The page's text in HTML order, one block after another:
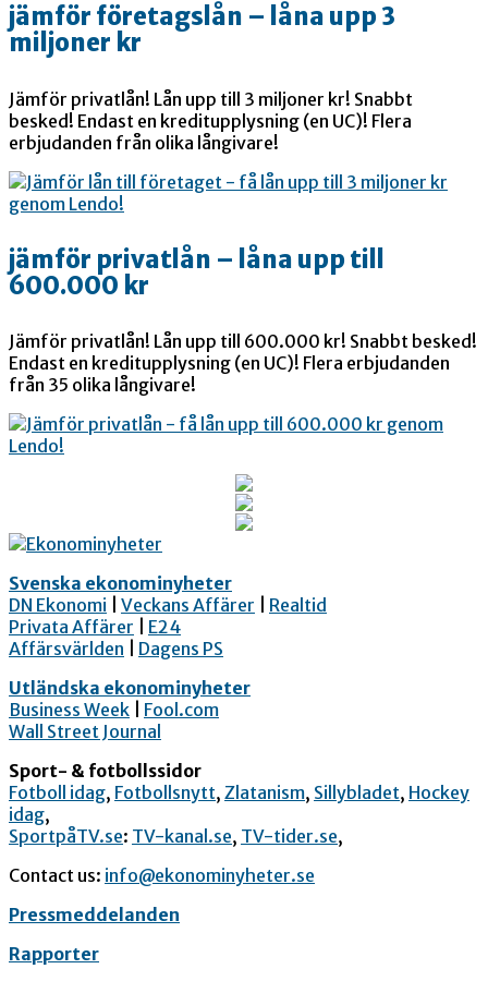
jämför företagslån – låna upp 3
miljoner kr
Jämför privatlån! Lån upp till 3 miljoner kr! Snabbt
besked! Endast en kreditupplysning (en UC)! Flera
erbjudanden från olika långivare!
jämför privatlån – låna upp till
600.000 kr
Jämför privatlån! Lån upp till 600.000 kr! Snabbt besked!
Endast en kreditupplysning (en UC)! Flera erbjudanden
från 35 olika långivare!
Svenska ekonominyheter
DN Ekonomi
Veckans Affärer
Realtid
Privata Affärer
E24
Affärsvärlden
Dagens PS
Utländska ekonominyheter
Business Week
Fool.com
Wall Street Journal
Sport- & fotbollssidor
Fotboll idag, Fotbollsnytt, Zlatanism, Sillybladet, Hockey
idag,
SportpåTV.se: TV-kanal.se, TV-tider.se,
Contact us: info@ekonominyheter.se
Pressmeddelanden
Rapporter